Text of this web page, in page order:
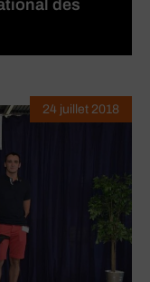
des
24 juillet 2018